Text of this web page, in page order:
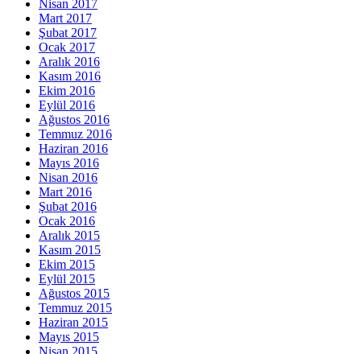
Nisan 2017
Mart 2017
Şubat 2017
Ocak 2017
Aralık 2016
Kasım 2016
Ekim 2016
Eylül 2016
Ağustos 2016
Temmuz 2016
Haziran 2016
Mayıs 2016
Nisan 2016
Mart 2016
Şubat 2016
Ocak 2016
Aralık 2015
Kasım 2015
Ekim 2015
Eylül 2015
Ağustos 2015
Temmuz 2015
Haziran 2015
Mayıs 2015
Nisan 2015